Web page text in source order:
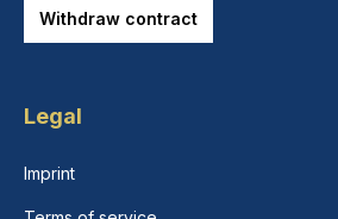
Withdraw contract
Legal
Imprint